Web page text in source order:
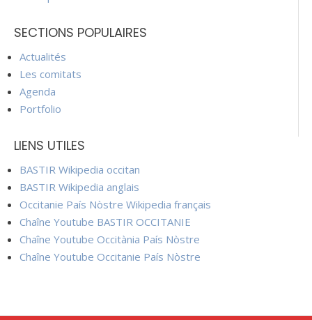
SECTIONS POPULAIRES
Actualités
Les comitats
Agenda
Portfolio
LIENS UTILES
BASTIR Wikipedia occitan
BASTIR Wikipedia anglais
Occitanie País Nòstre Wikipedia français
Chaîne Youtube BASTIR OCCITANIE
Chaîne Youtube Occitània País Nòstre
Chaîne Youtube Occitanie País Nòstre